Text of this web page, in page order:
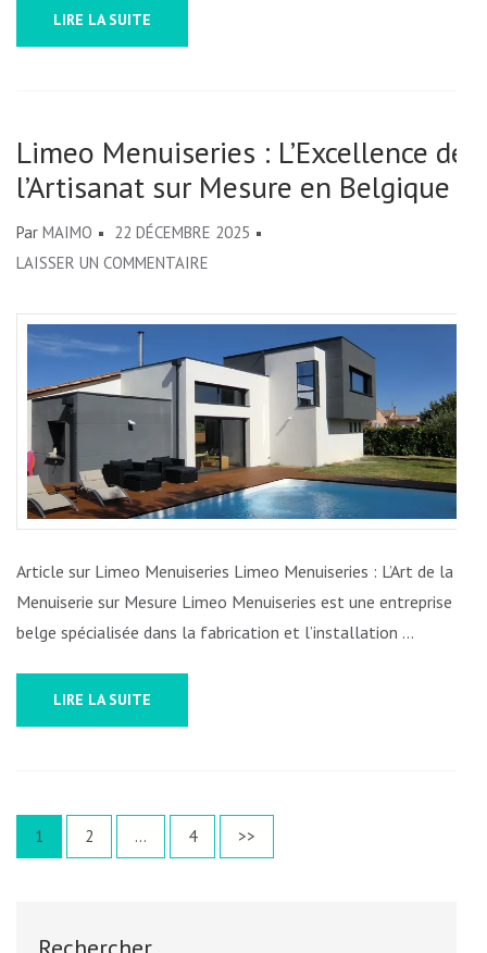
LIRE LA SUITE
Limeo Menuiseries : L’Excellence de
l’Artisanat sur Mesure en Belgique
Par MAIMO
22 DÉCEMBRE 2025
LAISSER UN COMMENTAIRE
MENUISERIES
L’EXCELLENCE
DE
L’ARTISANAT
SUR
MESURE
EN
BELGIQUE
Article sur Limeo Menuiseries Limeo Menuiseries : L’Art de la
Menuiserie sur Mesure Limeo Menuiseries est une entreprise
belge spécialisée dans la fabrication et l’installation …
LIRE LA SUITE
Pagination
des
Page
1 Page
2 … Page
4 >>